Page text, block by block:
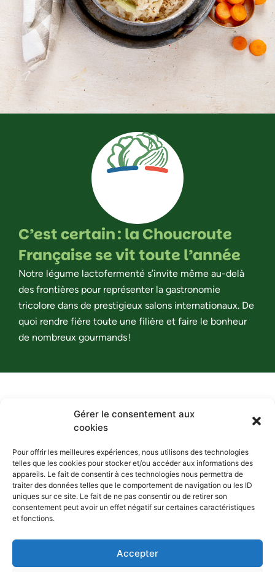
Gérer le consentement aux
cookies
Pour offrir les meilleures expériences, nous utilisons des technologies
telles que les cookies pour stocker et/ou accéder aux informations des
appareils. Le fait de consentir à ces technologies nous permettra de
traiter des données telles que le comportement de navigation ou les ID
uniques sur ce site. Le fait de ne pas consentir ou de retirer son
consentement peut avoir un effet négatif sur certaines caractéristiques
et fonctions.
Accepter
C’est certain : la Choucroute
Française se vit toute l’année
Notre légume lactofermenté s’invite même au-delà
des frontières pour représenter la gastronomie
tricolore dans de prestigieux salons internationaux. De
quoi rendre fière toute une filière et faire le bonheur
de nombreux gourmands !
La choucroute de nos terroirs,
passionnément !
Contact Espace presse